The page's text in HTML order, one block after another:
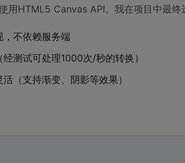
用HTML5 Canvas API。我在项目中最
，不依赖服务端
测试可处理1000次/秒的转换）
（支持渐变、阴影等效果）